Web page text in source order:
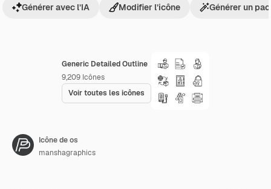
Generic Detailed Outline
9,209 Icônes
Voir toutes les icônes
Générer avec l’IA Modifier l’icône Générer un
Icône de os
manshagraphics